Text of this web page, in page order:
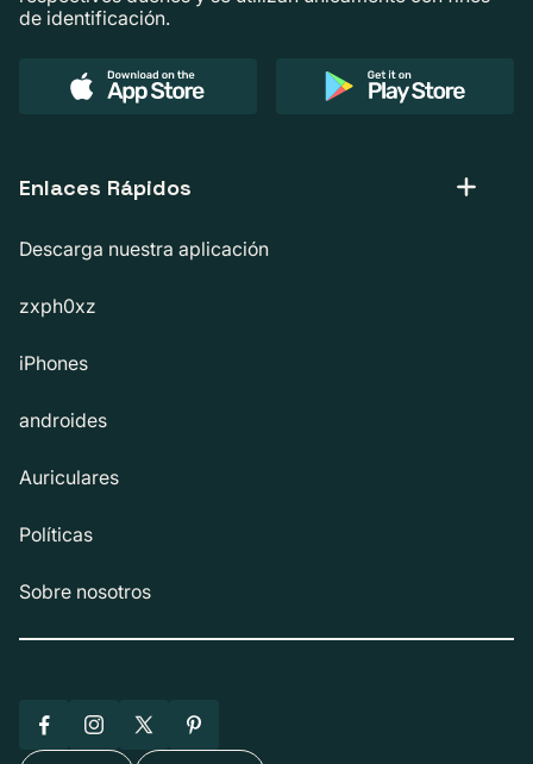
de identificación.
Enlaces Rápidos
Descarga nuestra aplicación
zxph0xz
iPhones
androides
Auriculares
Políticas
Sobre nosotros
FacebookInstagram
X
Pinterest